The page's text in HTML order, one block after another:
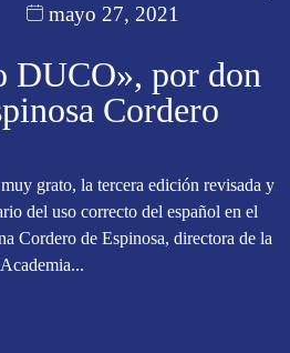
mayo 27, 2021
DUCO», por don
Cordero
grato, la tercera edición revisada y
del uso correcto del español en el
Cordero de Espinosa, directora de la
Academia...